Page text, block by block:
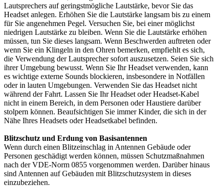
Lautsprechers auf geringstmögliche Lautstärke, bevor Sie das
Headset anlegen. Erhöhen Sie die Lautstärke langsam bis zu einem
für Sie angenehmen Pegel. Versuchen Sie, bei einer möglichst
niedrigen Lautstärke zu bleiben. Wenn Sie die Lautstärke erhöhen
müssen, tun Sie dieses langsam. Wenn Beschwerden auftreten oder
wenn Sie ein Klingeln in den Ohren bemerken, empfiehlt es sich,
die Verwendung der Lautsprecher sofort auszusetzen. Seien Sie sich
ihrer Umgebung bewusst. Wenn Sie Ihr Headset verwenden, kann
es wichtige externe Sounds blockieren, insbesondere in Notfällen
oder in lauten Umgebungen. Verwenden Sie das Headset nicht
während der Fahrt. Lassen Sie Ihr Headset oder Headset-Kabel
nicht in einem Bereich, in dem Personen oder Haustiere darüber
stolpern können. Beaufsichtigen Sie immer Kinder, die sich in der
Nähe Ihres Headsets oder Headsetkabel befinden.
Blitzschutz und Erdung von Basisantennen
Wenn durch einen Blitzeinschlag in Antennen Gebäude oder
Personen geschädigt werden können, müssen Schutzmaßnahmen
nach der VDE-Norm 0855 vorgenommen werden. Darüber hinaus
sind Antennen auf Gebäuden mit Blitzschutzsystem in dieses
einzubeziehen.